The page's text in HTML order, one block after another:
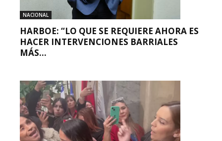
NACIONAL
HARBOE: “LO QUE SE REQUIERE AHORA ES
HACER INTERVENCIONES BARRIALES
MÁS...